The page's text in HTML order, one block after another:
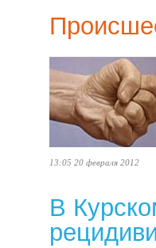
13:05 20 февраля 2012
В